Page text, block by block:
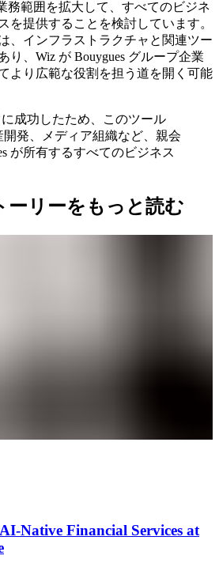
務範囲を拡大して、すべてのビジネ
を提供することを検討しています。
、インフラストラクチャと関連ツー
り、Wiz が Bouygues グループ企業
より広範な役割を担う道を開く可能
成功したため、このツール
発、メディア組織など、親会
が所有するすべてのビジネス
ーリーをもっと読む
Native Financial Services at